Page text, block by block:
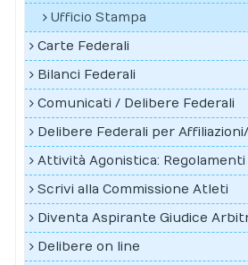
Ufficio Stampa
Carte Federali
Bilanci Federali
Comunicati / Delibere Federali
Delibere Federali per
Attività Agonistica:
Scrivi alla Commissione Atleti
Diventa Aspirante Giudice
Delibere on line